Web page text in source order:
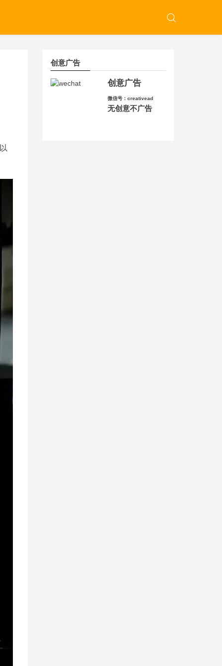
创意广告
创意广告
微信号：creativead
无创意不广告